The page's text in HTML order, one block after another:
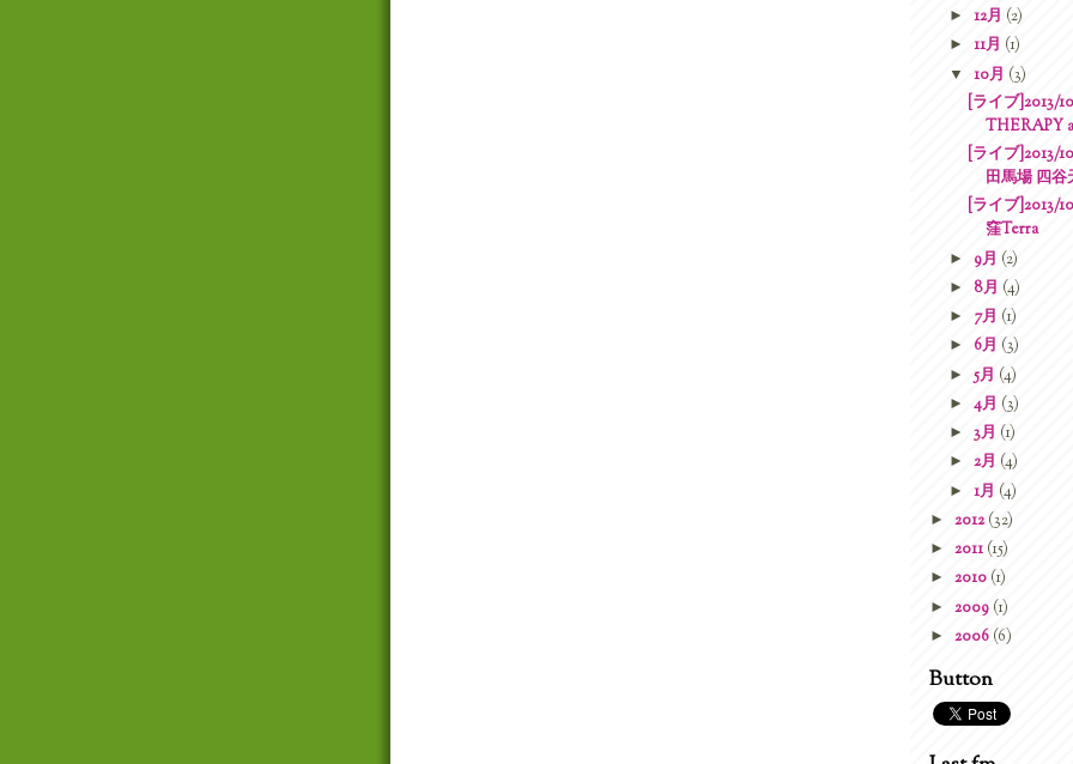
► 12月 (2)
► 11月 (1)
▼ 10月 (3)
[ライブ]2013/
THERAPY
[ライブ]2013/
田馬場 四
[ライブ]2013/
窪Terra
► 9月 (2)
► 8月 (4)
► 7月 (1)
► 6月 (3)
► 5月 (4)
► 4月 (3)
► 3月 (1)
► 2月 (4)
► 1月 (4)
► 2012(32)
► 2011 (15)
► 2010 (1)
► 2009 (1)
► 2006 (6)
Button